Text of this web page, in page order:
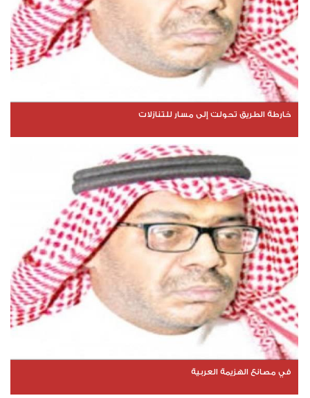
خارطة الطريق تحولت إلى مسار للتنازلات
في مصانع الهزيمة العربية